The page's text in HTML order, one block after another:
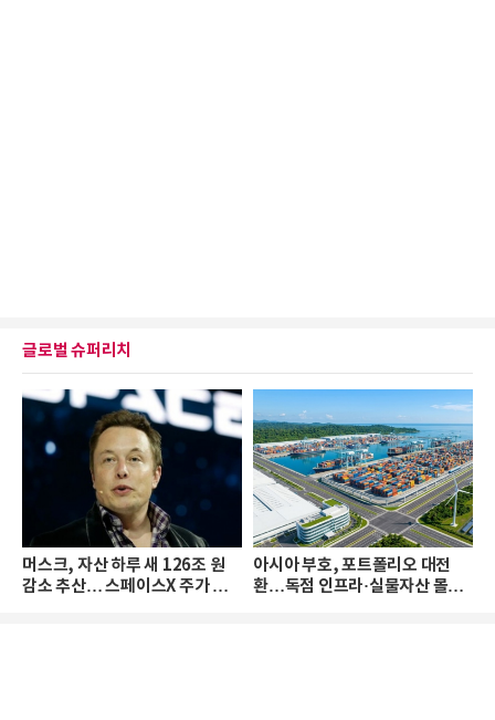
글로벌 슈퍼리치
머스크, 자산 하루 새 126조 원
감소 추산… 스페이스X 주가 하
아시아 부호, 포트폴리오 대전
환…독점 인프라·실물자산 몰린